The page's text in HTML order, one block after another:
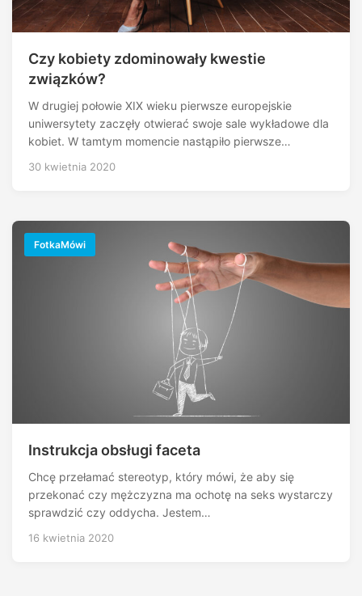
Czy kobiety zdominowały kwestie
związków?
W drugiej połowie XIX wieku pierwsze europejskie
uniwersytety zaczęły otwierać swoje sale wykładowe dla
kobiet. W tamtym momencie nastąpiło pierwsze…
30 kwietnia 2020
FotkaMówi
Instrukcja obsługi faceta
Chcę przełamać stereotyp, który mówi, że aby się
przekonać czy mężczyzna ma ochotę na seks wystarczy
sprawdzić czy oddycha. Jestem…
16 kwietnia 2020